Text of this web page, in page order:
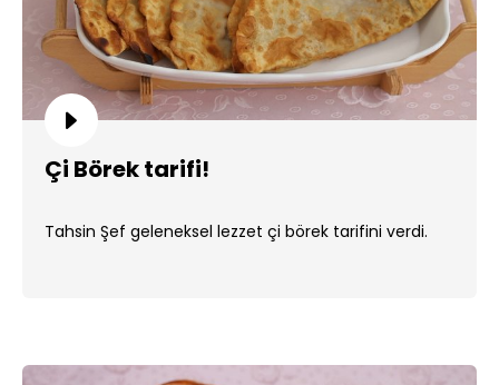
Çi Börek tarifi!
Tahsin Şef geleneksel lezzet çi börek tarifini verdi.